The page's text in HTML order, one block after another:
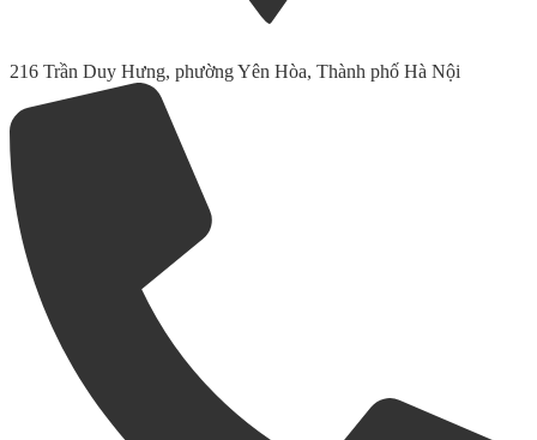
216 Trần Duy Hưng, phường Yên Hòa, Thành phố Hà Nội